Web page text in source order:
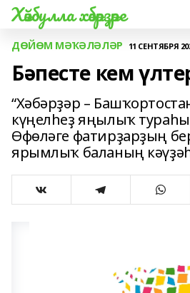
Хәйбулла хәбәрҙәре
ДӨЙӨМ МӘҠӘЛӘЛӘР 11 СЕНТЯБРЯ
Бәпесте кем
“Хәбәрҙәр –
күңелһеҙ яңылыҡ
Өфөләге фатирҙарҙың
ярымлыҡ баланың